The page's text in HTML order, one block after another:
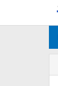
konten